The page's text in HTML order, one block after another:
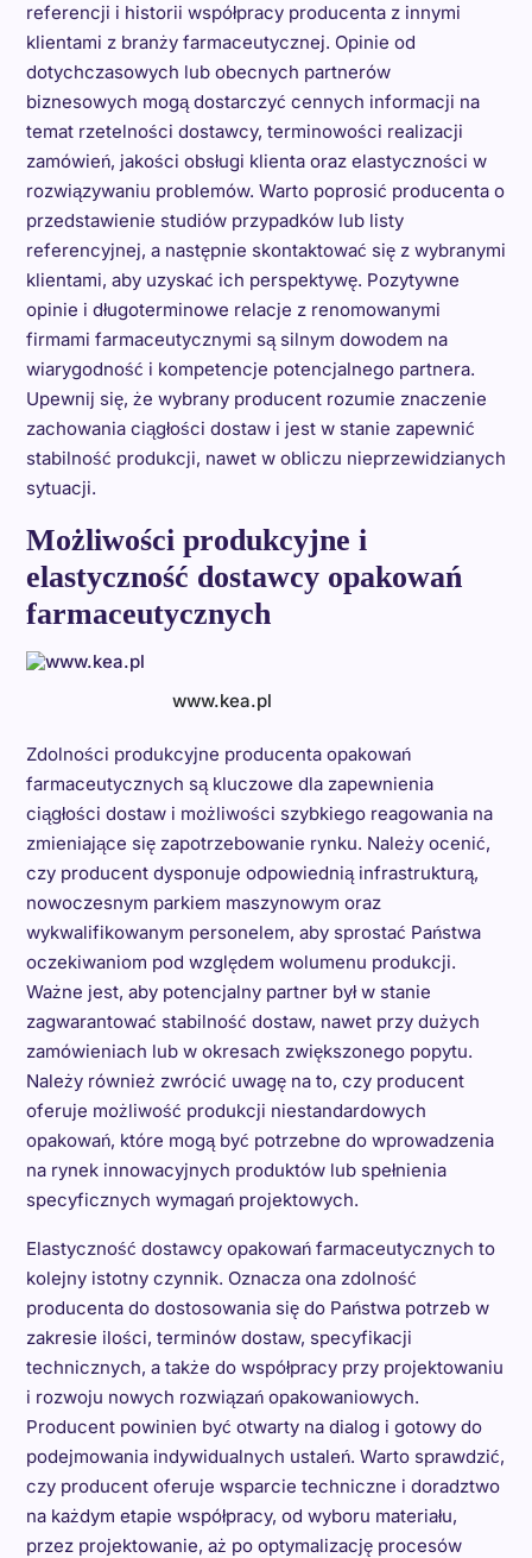
referencji i historii współpracy producenta z innymi
klientami z branży farmaceutycznej. Opinie od
dotychczasowych lub obecnych partnerów
biznesowych mogą dostarczyć cennych informacji na
temat rzetelności dostawcy, terminowości realizacji
zamówień, jakości obsługi klienta oraz elastyczności w
rozwiązywaniu problemów. Warto poprosić producenta o
przedstawienie studiów przypadków lub listy
referencyjnej, a następnie skontaktować się z wybranymi
klientami, aby uzyskać ich perspektywę. Pozytywne
opinie i długoterminowe relacje z renomowanymi
firmami farmaceutycznymi są silnym dowodem na
wiarygodność i kompetencje potencjalnego partnera.
Upewnij się, że wybrany producent rozumie znaczenie
zachowania ciągłości dostaw i jest w stanie zapewnić
stabilność produkcji, nawet w obliczu nieprzewidzianych
sytuacji.
Możliwości produkcyjne i
elastyczność dostawcy opakowań
farmaceutycznych
www.kea.pl
Zdolności produkcyjne producenta opakowań
farmaceutycznych są kluczowe dla zapewnienia
ciągłości dostaw i możliwości szybkiego reagowania na
zmieniające się zapotrzebowanie rynku. Należy ocenić,
czy producent dysponuje odpowiednią infrastrukturą,
nowoczesnym parkiem maszynowym oraz
wykwalifikowanym personelem, aby sprostać Państwa
oczekiwaniom pod względem wolumenu produkcji.
Ważne jest, aby potencjalny partner był w stanie
zagwarantować stabilność dostaw, nawet przy dużych
zamówieniach lub w okresach zwiększonego popytu.
Należy również zwrócić uwagę na to, czy producent
oferuje możliwość produkcji niestandardowych
opakowań, które mogą być potrzebne do wprowadzenia
na rynek innowacyjnych produktów lub spełnienia
specyficznych wymagań projektowych.
Elastyczność dostawcy opakowań farmaceutycznych to
kolejny istotny czynnik. Oznacza ona zdolność
producenta do dostosowania się do Państwa potrzeb w
zakresie ilości, terminów dostaw, specyfikacji
technicznych, a także do współpracy przy projektowaniu
i rozwoju nowych rozwiązań opakowaniowych.
Producent powinien być otwarty na dialog i gotowy do
podejmowania indywidualnych ustaleń. Warto sprawdzić,
czy producent oferuje wsparcie techniczne i doradztwo
na każdym etapie współpracy, od wyboru materiału,
przez projektowanie, aż po optymalizację procesów